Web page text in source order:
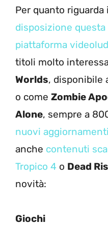
Per quanto riguarda
disposizione
piattaforma
titoli molto
Worlds, disponibile
o come Zombie
Alone, sempre a
nuovi
anche contenuti
Tropico 4 o Dead
novità:
Giochi